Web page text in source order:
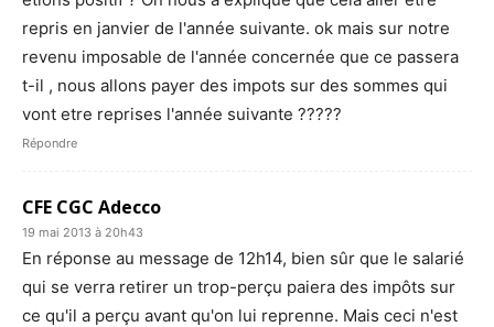
repris en janvier de l'année suivante. ok mais sur notre
revenu imposable de l'année concernée que ce passera
t-il , nous allons payer des impots sur des sommes qui
vont etre reprises l'année suivante ?????
Répondre
CFE CGC Adecco
19 mai 2013 à 20h43
En réponse au message de 12h14, bien sûr que le salarié
qui se verra retirer un trop-perçu paiera des impôts sur
ce qu'il a perçu avant qu'on lui reprenne. Mais ceci n'est